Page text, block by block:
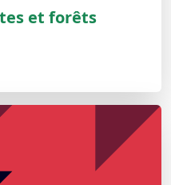
et forêts